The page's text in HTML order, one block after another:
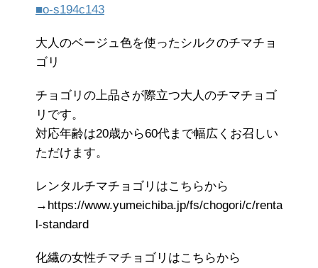
■o-s194c143
大人のベージュ色を使ったシルクのチマチョ
ゴリ
チョゴリの上品さが際立つ大人のチマチョゴ
リです。
対応年齢は20歳から60代まで幅広くお召しい
ただけます。
レンタルチマチョゴリはこちらから
→https://www.yumeichiba.jp/fs/chogori/c/renta
l-standard
化繊の女性チマチョゴリはこちらから